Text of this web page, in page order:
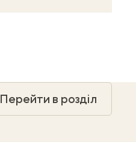
Перейти в розділ